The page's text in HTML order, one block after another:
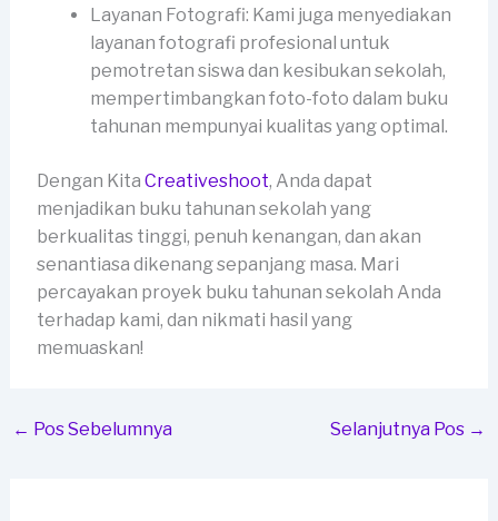
Layanan Fotografi: Kami juga menyediakan
layanan fotografi profesional untuk
pemotretan siswa dan kesibukan sekolah,
mempertimbangkan foto-foto dalam buku
tahunan mempunyai kualitas yang optimal.
Dengan Kita Creativeshoot, Anda dapat
menjadikan buku tahunan sekolah yang
berkualitas tinggi, penuh kenangan, dan akan
senantiasa dikenang sepanjang masa. Mari
percayakan proyek buku tahunan sekolah Anda
terhadap kami, dan nikmati hasil yang
memuaskan!
← Pos Sebelumnya Selanjutnya Pos →